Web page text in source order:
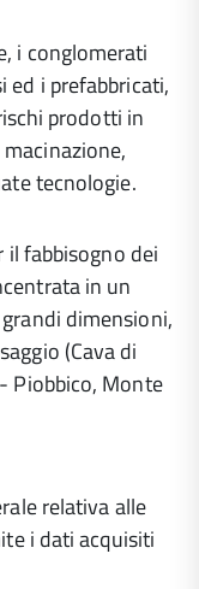
i conglomerati
ed i prefabbricati,
prodotti in
tecnologie.
fabbisogno dei
in un
dimensioni,
(Cava di
Piobbico, Monte
relativa alle
i dati acquisiti